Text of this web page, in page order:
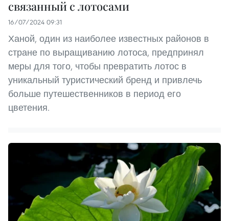
связанный с лотосами
16/07/2024 09:31
Ханой, один из наиболее известных районов в
стране по выращиванию лотоса, предпринял
меры для того, чтобы превратить лотос в
уникальный туристический бренд и привлечь
больше путешественников в период его
цветения.